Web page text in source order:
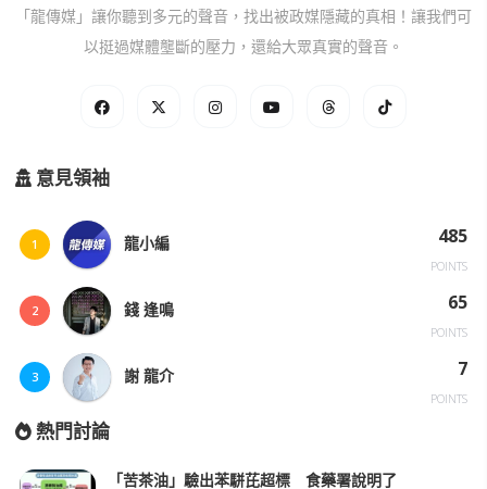
「龍傳媒」讓你聽到多元的聲音，找出被政媒隱藏的真相！讓我們可
以挺過媒體壟斷的壓力，還給大眾真實的聲音。
意見領袖
1 龍小編 485
POINTS
2 錢 逢鳴 65
POINTS
3 謝 龍介 7
POINTS
熱門討論
「苦茶油」驗出苯駢芘超標 食藥署說明了